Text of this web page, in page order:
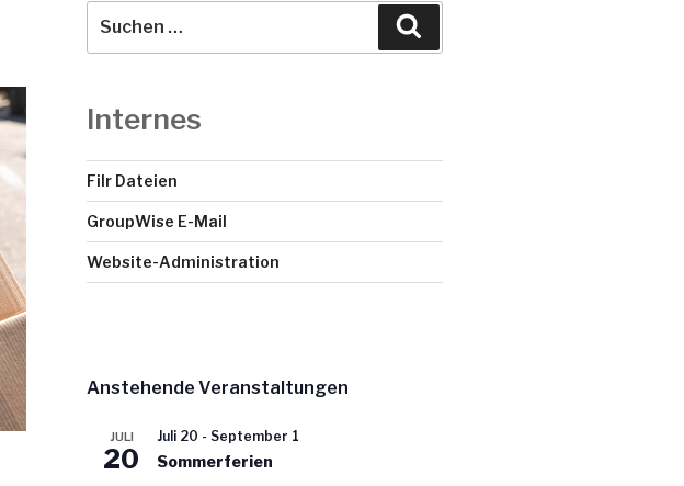
nach:
Internes
Filr Dateien
GroupWise E-Mail
Website-Administration
Anstehende Veranstaltungen
JULI
20
Juli 20 - September 1
Sommerferien